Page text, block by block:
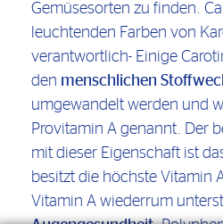
Gemüsesorten zu finden.
leuchtenden Farben von
verantwortlich- Einige
den menschlichen
umgewandelt werden und
Provitamin A genannt. Der
mit dieser Eigenschaft ist
besitzt die höchste Vitamin
Vitamin A wiederrum